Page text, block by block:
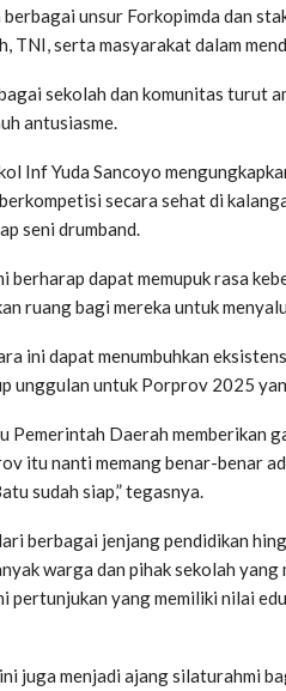
unsur Forkopimda dan
TNI, serta masyarakat dalam
sekolah dan komunitas turut
antusiasme.
Inf Yuda Sancoyo
secara sehat di
seni drumband.
berharap dapat memupuk rasa
ruang bagi mereka untuk
ini dapat menumbuhkan
unggulan untuk Porprov 2025
Pemerintah Daerah
itu nanti memang benar-benar
sudah siap,” tegasnya.
berbagai jenjang pendidikan
warga dan pihak sekolah
pertunjukan yang memiliki nilai
juga menjadi ajang silaturahmi